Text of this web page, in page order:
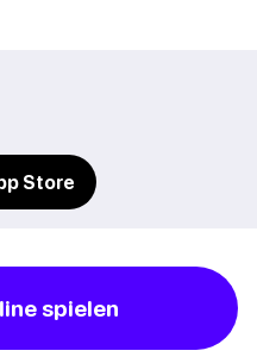
Store
spielen